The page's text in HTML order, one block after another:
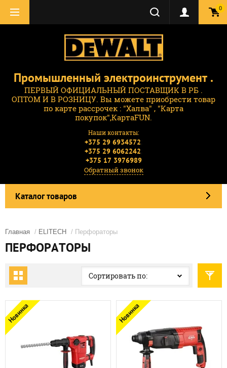
0
Промышленный электроинструмент .
ПЕРВЫЙ ОФИЦИАЛЬНЫЙ ПОСТАВЩИК В РБ .
ОПТОМ И В РОЗНИЦУ. Вы можете приобрести товар
по карте рассрочек : "Халва" , "Карта
покупок",КартаFUN.
Наши контакты:
+375 29 6934572
+375 29 6062242
+375 17 3976989
Обратный звонок
Каталог товаров
Главная / ELITECH / Перфораторы
ПЕРФОРАТОРЫ
Сортировать по:
Новинка Новинка